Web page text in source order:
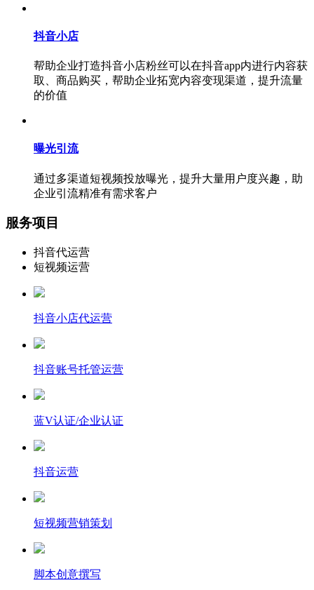
抖音小店
帮助企业打造抖音小店粉丝可以在抖音app内进行内容获
取、商品购买，帮助企业拓宽内容变现渠道，提升流量
的价值
曝光引流
通过多渠道短视频投放曝光，提升大量用户度兴趣，助
企业引流精准有需求客户
服务项目
抖音代运营
短视频运营
抖音小店代运营
抖音账号托管运营
蓝V认证/企业认证
抖音运营
短视频营销策划
脚本创意撰写